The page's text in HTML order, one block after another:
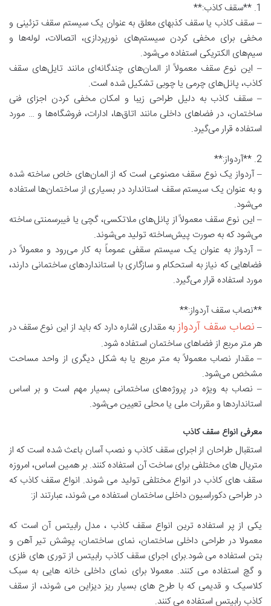
1. **سقف کاذب:**
– سقف کاذب یا سقف کذبهای معلق به عنوان یک سیستم سقف تزئینی و
مخفی برای مخفی کردن سیستم‌های نورپردازی، اتصالات، لوله‌ها و
سیم‌های الکتریکی استفاده می‌شود.
– این نوع سقف معمولاً از المان‌های چندگانه‌ای مانند تایل‌های سقف
کاذب، پانل‌های چرمی یا چوبی تشکیل شده است.
– سقف کاذب به دلیل طراحی زیبا و امکان مخفی کردن اجزای فنی
ساختمان، در فضاهای داخلی مانند اتاق‌ها، ادارات، فروشگاه‌ها و … مورد
استفاده قرار می‌گیرد.
2. **آردواز:**
– آردواز یک نوع سقف مصنوعی است که از المان‌های خاص ساخته شده
و به عنوان یک سیستم سقف استاندارد در بسیاری از ساختمان‌ها استفاده
می‌شود.
– این نوع سقف معمولاً از پانل‌های ملاتکسی، گچی یا فیبرسمنتی ساخته
می‌شود که به صورت پیش‌ساخته تولید می‌شوند.
– آردواز به عنوان یک سیستم سقفی عموماً به کار می‌رود و معمولاً در
فضاهایی که نیاز به استحکام و سازگاری با استانداردهای ساختمانی دارند،
مورد استفاده قرار می‌گیرد.
**نصاب سقف آردواز:**
– نصاب سقف آردوازبه مقداری اشاره دارد که باید از این نوع سقف در
هر متر مربع از فضاهای ساختمان استفاده شود.
– مقدار نصاب معمولاً به متر مربع یا به شکل دیگری از واحد مساحت
مشخص می‌شود.
– نصاب به ویژه در پروژه‌های ساختمانی بسیار مهم است و بر اساس
استانداردها و مقررات ملی یا محلی تعیین می‌شود.
معرفی انواع سقف کاذب
استقبال طراحان از اجرای سقف کاذب و نصب آسان باعث شده است که از
متریال های مختلفی برای ساخت آن استفاده کنند. بر همین اساس، امروزه
سقف های کاذب در انواع مختلفی تولید می شوند. انواع سقف کاذب که
در طراحی دکوراسیون داخلی ساختمان استفاده می شوند، عبارتند از:
یکی از پر استفاده ترین انواع سقف کاذب ، مدل رابیتس آن است که
معمولا در طراحی داخلی ساختمان، نمای ساختمان، پوشش تیر آهن و
بتن استفاده می شود.برای اجرای سقف کاذب رابیتس از توری های فلزی
و گچ استفاده می کنند. معمولا برای نمای داخلی خانه هایی به سبک
کلاسیک و قدیمی که با طرح های بسیار ریز دیزاین می شوند، از سقف
کاذب رابیتس استفاده می کنند.